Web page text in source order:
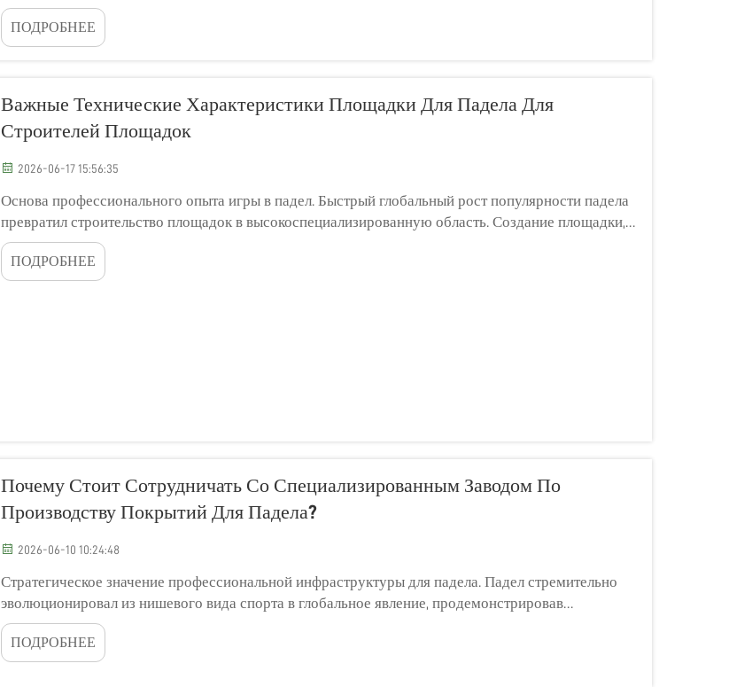
подход современных спортивных клубов к проектированию своей инфраструктуры. Клубы,
которые ранее делали акцент на...
ПОДРОБНЕЕ
Важные Технические Характеристики Площадки Для Падела Для
Строителей Площадок
2026-06-17 15:56:35
Основа профессионального опыта игры в падел. Быстрый глобальный рост популярности падела
превратил строительство площадок в высокоспециализированную область. Создание площадки,
способной выдержать испытание временем, погодными условиями и интенсивной ежедневной
эксплуатацией, — это не просто...
ПОДРОБНЕЕ
Почему Стоит Сотрудничать Со Специализированным Заводом По
Производству Покрытий Для Падела?
2026-06-10 10:24:48
Стратегическое значение профессиональной инфраструктуры для падела. Падел стремительно
эволюционировал из нишевого вида спорта в глобальное явление, продемонстрировав
экспоненциальный рост числа участников и строительства спортивных объектов. По мере роста
популярности этой динамичной игры...
ПОДРОБНЕЕ